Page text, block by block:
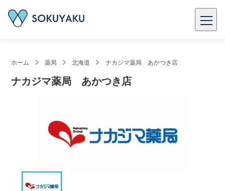
ホーム 薬局 北海道 ナカジマ薬局 あかつき店
ナカジマ薬局 あかつき店